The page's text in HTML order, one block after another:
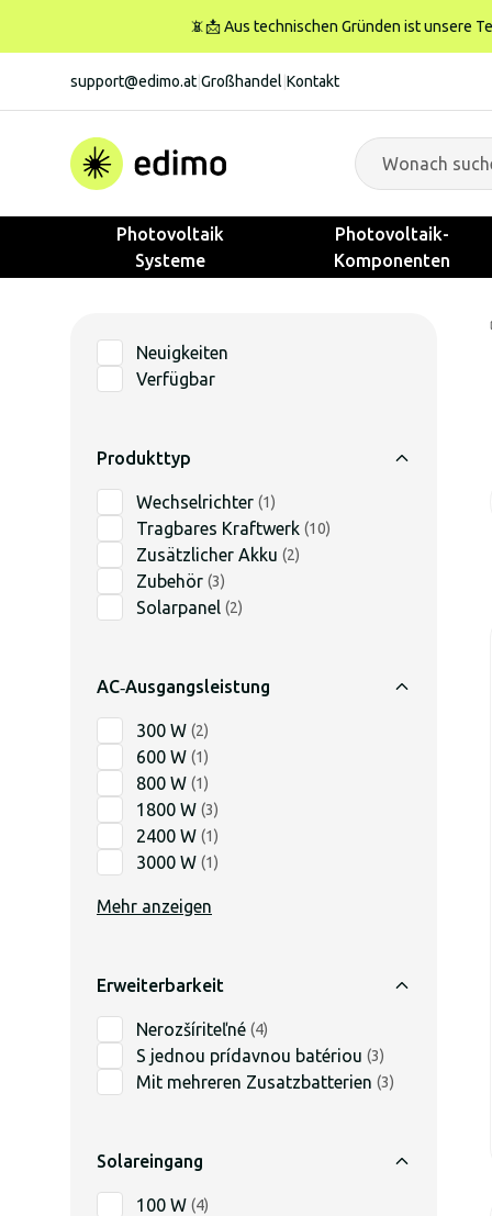
📵📩 Aus technischen Gründen ist unsere
support@edimo.at Großhandel Kontakt
Photovoltaik
Systeme
Photovoltaik-
Komponenten
Neuigkeiten
Verfügbar
Produkttyp
Wechselrichter (1)
Tragbares Kraftwerk (10)
Zusätzlicher Akku (2)
Zubehör (3)
Solarpanel (2)
AC‑Ausgangsleistung
300 W (2)
600 W (1)
800 W (1)
1800 W (3)
2400 W (1)
3000 W (1)
Mehr anzeigen
Erweiterbarkeit
Nerozšíriteľné (4)
S jednou prídavnou batériou (3)
Mit mehreren Zusatzbatterien (3)
Solareingang
100 W (4)